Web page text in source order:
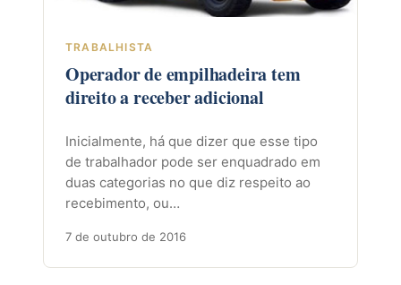
TRABALHISTA
Operador de empilhadeira tem
direito a receber adicional
Inicialmente, há que dizer que esse tipo
de trabalhador pode ser enquadrado em
duas categorias no que diz respeito ao
recebimento, ou…
7 de outubro de 2016